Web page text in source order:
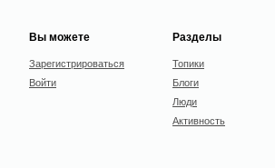
Вы можете
Зарегистрироваться
Войти
Разделы
Топики
Блоги
Люди
Активность